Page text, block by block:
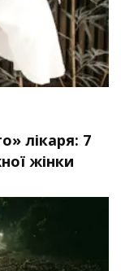
лікаря: 7
жінки